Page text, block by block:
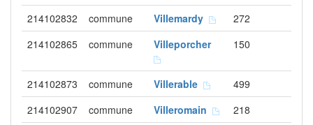
214102832 commune Villemardy
272
214102865
commune Villeporcher 150
214102873 commune Villerable
499
214102907
commune Villeromain
218